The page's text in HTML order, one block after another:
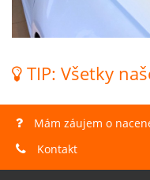
TIP: Všetky
Mám záujem o
Kontakt